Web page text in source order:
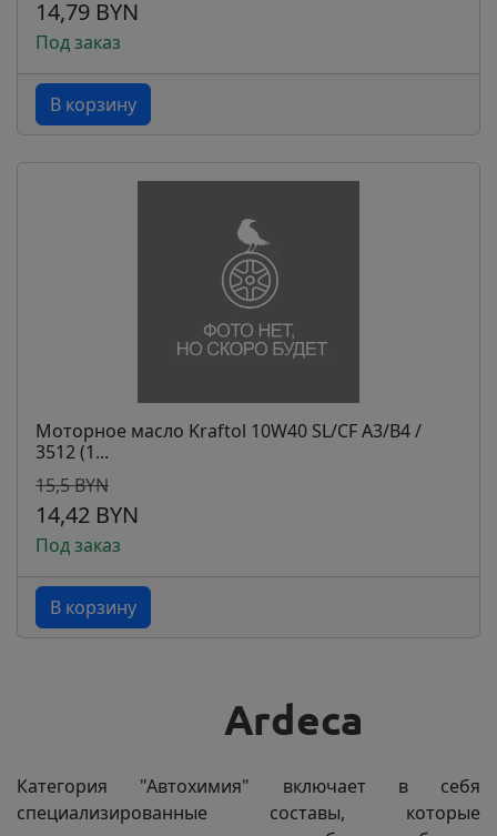
14,79 BYN
Под заказ
В корзину
Моторное масло Kraftol 10W40 SL/CF A3/B4 /
3512 (1...
15,5 BYN
14,42 BYN
Под заказ
В корзину
Категория "Автохимия" включает в себя
специализированные составы, которые